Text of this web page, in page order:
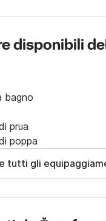
Brač, Vis e Korčula.
delle tue capacità
valida puoi
la barca oppure puoi
uno dei nostri skipper
tuoi sogni.
puoi contattarmi sulla
disponibili
bagno
prua
poppa
tutti gli